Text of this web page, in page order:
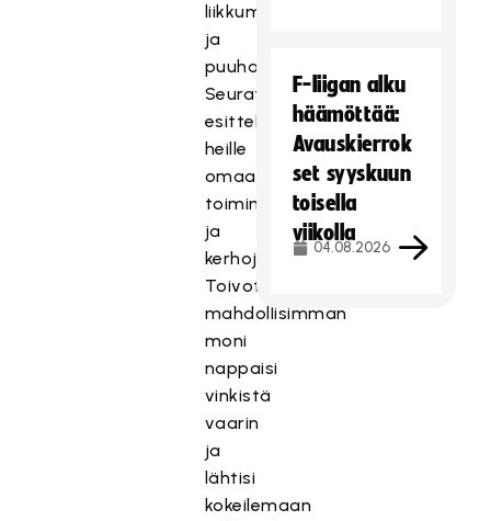
liikkumaan
ja
puuhailemaan.
Seurat
esittelivät
heille
omaa
toimintaansa
ja
kerhoja.
Toivottavasti
mahdollisimman
moni
nappaisi
vinkistä
vaarin
ja
lähtisi
kokeilemaan
F-liigan alku
häämöttää:
Avauskierrok
set syyskuun
toisella
viikolla
04.08.2026